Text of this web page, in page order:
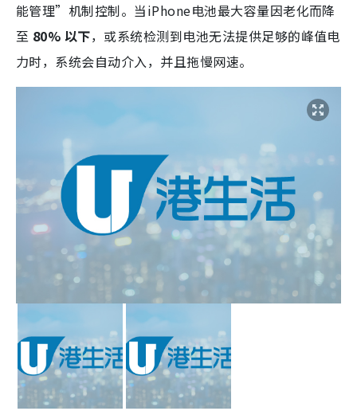
能管理”机制控制。当iPhone电池最大容量因老化而降
至 80% 以下，或系统检测到电池无法提供足够的峰值电
力时，系统会自动介入，并且拖慢网速。